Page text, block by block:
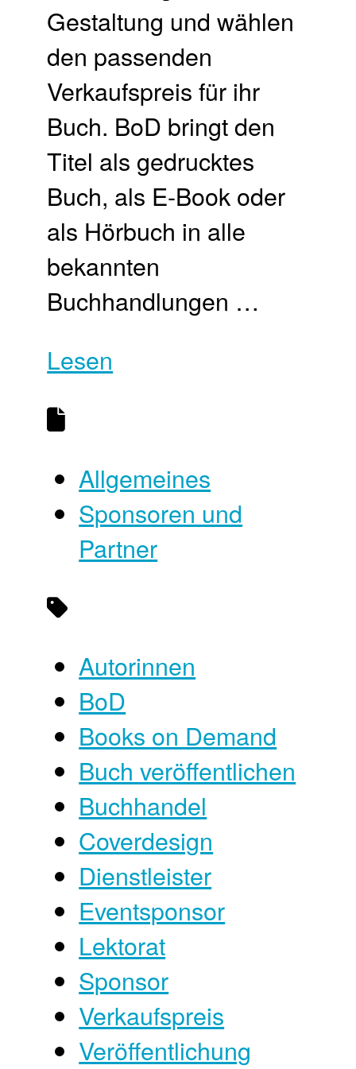
Gestaltung und wählen
den passenden
Verkaufspreis für ihr
Buch.​ BoD bringt den
Titel als gedrucktes
Buch, als E-Book oder
als Hörbuch in alle
bekannten
Buchhandlungen …
Lesen
Allgemeines
Sponsoren und
Partner
Autorinnen
BoD
Books on Demand
Buch veröffentlichen
Buchhandel
Coverdesign
Dienstleister
Eventsponsor
Lektorat
Sponsor
Verkaufspreis
Veröffentlichung